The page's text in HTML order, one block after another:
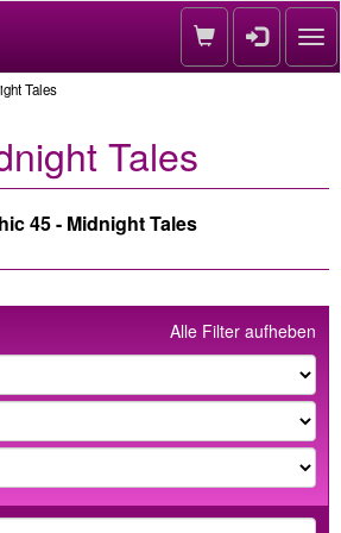
Tales
Tales
45 - Midnight Tales
Alle Filter aufheben